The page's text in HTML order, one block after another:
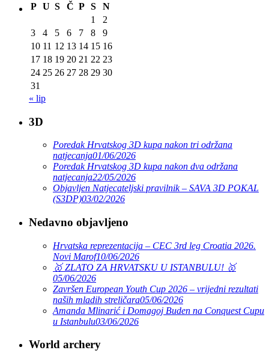
P U S Č P S
N
1
2
3
4 5 6 7 8
9
10 11 12 13 14 15 16
17 18 19 20 21 22 23
24 25 26 27 28 29 30
31
« lip
3D
Poredak Hrvatskog 3D kupa nakon tri održana
natjecanja01/06/2026
Poredak Hrvatskog 3D kupa nakon dva održana
natjecanja22/05/2026
Objavljen Natjecateljski pravilnik – SAVA 3D POKAL
(S3DP)03/02/2026
Nedavno objavljeno
Hrvatska reprezentacija – CEC 3rd leg Croatia 2026.
Novi Marof10/06/2026
🥇 ZLATO ZA HRVATSKU U ISTANBULU! 🥇
05/06/2026
Završen European Youth Cup 2026 – vrijedni rezultati
naših mladih streličara05/06/2026
Amanda Mlinarić i Domagoj Buden na Conquest Cupu
u Istanbulu03/06/2026
World archery